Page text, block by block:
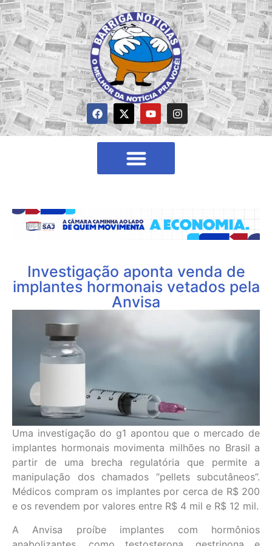
Investigação aponta venda de
implantes hormonais vetados pela
Anvisa
Uma investigação do g1 apontou que o mercado de
implantes hormonais movimenta milhões no Brasil a
partir de uma brecha regulatória que permite a
manipulação dos chamados “pellets subcutâneos”.
Médicos compram os implantes por cerca de R$ 200
e os revendem por valores entre R$ 4 mil e R$ 12 mil.
A Anvisa proíbe implantes com hormônios